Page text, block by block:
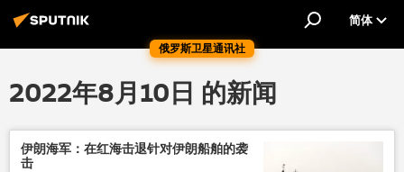
俄罗斯卫星通讯社
简体
2022年8月10日 的新闻
伊朗海军：在红海击退针对伊朗船舶的袭
击